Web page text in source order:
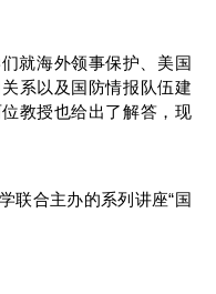
就海外领事保护、美国
系以及国防情报队伍建
教授也给出了解答，现
联合主办的系列讲座“国